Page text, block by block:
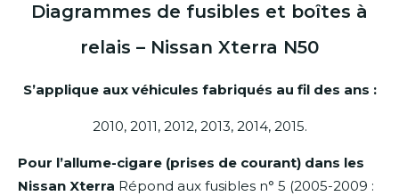
Diagrammes de fusibles et boîtes à
relais – Nissan Xterra N50
S’applique aux véhicules fabriqués au fil des ans :
2010, 2011, 2012, 2013, 2014, 2015.
Pour l’allume-cigare (prises de courant) dans les
Nissan Xterra Répond aux fusibles n° 5 (2005-2009 :